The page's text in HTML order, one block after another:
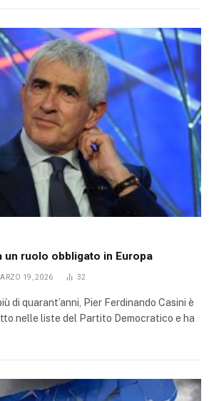
un ruolo obbligato in Europa
19, 2026 32
di quarant’anni, Pier Ferdinando Casini è
nelle liste del Partito Democratico e ha